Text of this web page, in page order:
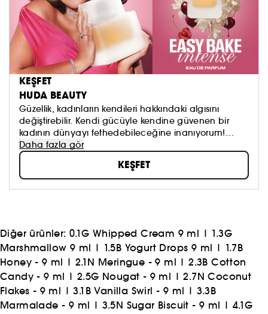
KEŞFET
HUDA BEAUTY
Güzellik, kadınların kendileri hakkındaki algısını
değiştirebilir. Kendi gücüyle kendine güvenen bir
kadının dünyayı fethedebileceğine inanıyorum!
Huda Beauty, Dubai’li Huda Kattan tarafından 2013
yılında kurulmuş, ve kısa sürede uluslararası tanınan
bir marka haline gelmiştir. Huda, kadınlara her
zaman eşlik eden ürünleriyle, kendi tarzlarını ortaya
koymaları ve kendilerine ve güçlerine daha çok
Daha fazla gör
KEŞFET
Diğer ürünler:0.1G Whipped Cream 9 ml | 1.3G
Marshmallow 9 ml | 1.5B Yogurt Drops 9 ml | 1.7B
Honey - 9 ml |2.1N Meringue - 9 ml |2.3B Cotton
Candy - 9 ml |2.5G Nougat - 9 ml |2.7N Coconut
Flakes - 9 ml |3.1B Vanilla Swirl - 9 ml | 3.3B
Marmalade - 9 ml | 3.5N Sugar Biscuit - 9 ml | 4.1G